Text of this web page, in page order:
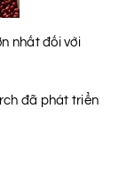
nhất đối với
đã phát triển